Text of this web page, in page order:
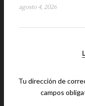
agosto 4, 2026
Tu dirección de
campos